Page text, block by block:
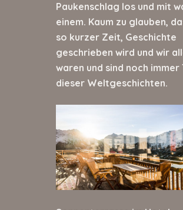
Paukenschlag los und mit
einem. Kaum zu glauben,
so kurzer Zeit, Geschichte
geschrieben wird und wir
waren und sind noch immer
dieser Weltgeschichten.